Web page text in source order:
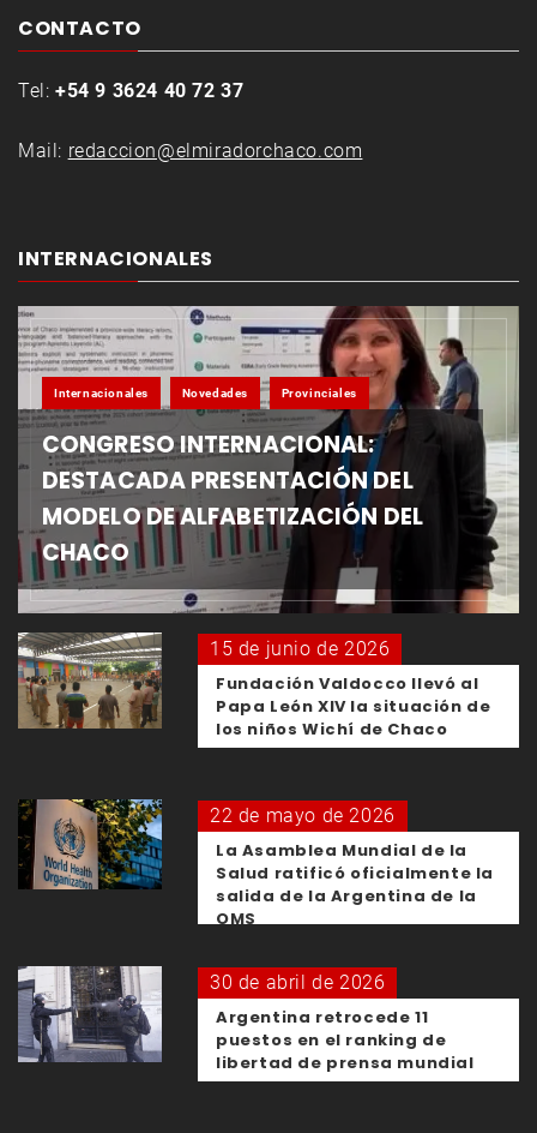
CONTACTO
Tel: +54 9 3624 40 72 37
Mail: redaccion@elmiradorchaco.com
INTERNACIONALES
Internacionales Novedades Provinciales
CONGRESO INTERNACIONAL:
DESTACADA PRESENTACIÓN DEL
MODELO DE ALFABETIZACIÓN DEL
CHACO
15 de junio de 2026
Fundación Valdocco llevó al
Papa León XIV la situación de
los niños Wichí de Chaco
22 de mayo de 2026
La Asamblea Mundial de la
Salud ratificó oficialmente la
salida de la Argentina de la
OMS
30 de abril de 2026
Argentina retrocede 11
puestos en el ranking de
libertad de prensa mundial